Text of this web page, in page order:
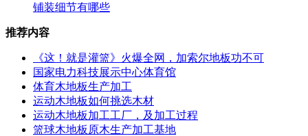
铺装细节有哪些
推荐内容
《这！就是灌篮》火爆全网，加索尔地板功不可
国家电力科技展示中心体育馆
体育木地板生产加工
运动木地板如何挑选木材
运动木地板加工工厂，及加工过程
篮球木地板原木生产加工基地